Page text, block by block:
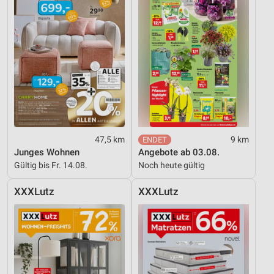
47,5 km
Junges Wohnen
Gültig bis Fr. 14.08.
9 km
Angebote ab 03.08.
Noch heute gültig
XXXLutz XXXLutz
Verwendung reduzierter Daten zur Auswahl von
Inhalten
IAB-Besonderheiten:
Verwendung genauer Standortdaten
Geräte anhand von aktiv angeforderten
Informationen identifizieren
Nicht-IAB-Verarbeitungszwecke:
Notwendig
Performance
Funktional
Werbung